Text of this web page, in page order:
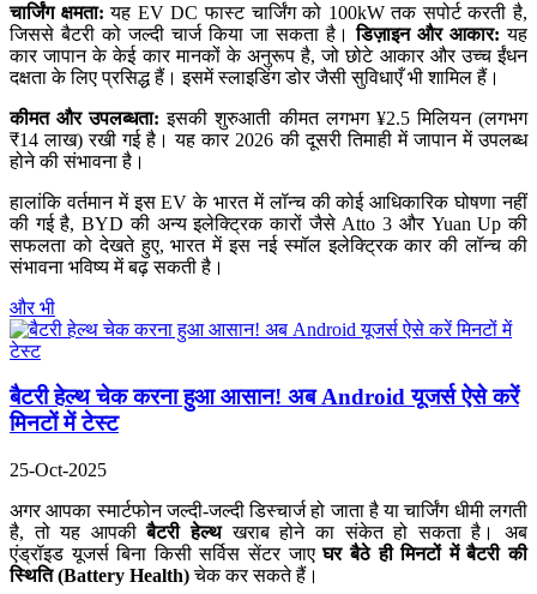
चार्जिंग क्षमता: यह EV DC फास्ट चार्जिंग को 100kW तक सपोर्ट करती है,
जिससे बैटरी को जल्दी चार्ज किया जा सकता है।डिज़ाइन और आकार: यह
कार जापान के केई कार मानकों के अनुरूप है, जो छोटे आकार और उच्च ईंधन
दक्षता के लिए प्रसिद्ध हैं। इसमें स्लाइडिंग डोर जैसी सुविधाएँ भी शामिल हैं।
कीमत और उपलब्धता: इसकी शुरुआती कीमत लगभग ¥2.5 मिलियन (लगभग
₹14 लाख) रखी गई है। यह कार 2026 की दूसरी तिमाही में जापान में उपलब्ध
होने की संभावना है।
हालांकि वर्तमान में इस EV के भारत में लॉन्च की कोई आधिकारिक घोषणा नहीं
की गई है, BYD की अन्य इलेक्ट्रिक कारों जैसे Atto 3 और Yuan Up की
सफलता को देखते हुए, भारत में इस नई स्मॉल इलेक्ट्रिक कार की लॉन्च की
संभावना भविष्य में बढ़ सकती है।
और भी
बैटरी हेल्थ चेक करना हुआ आसान! अब Android यूजर्स ऐसे करें
मिनटों में टेस्ट
25-Oct-2025
अगर आपका स्मार्टफोन जल्दी-जल्दी डिस्चार्ज हो जाता है या चार्जिंग धीमी लगती
है, तो यह आपकीबैटरी हेल्थखराब होने का संकेत हो सकता है। अब
एंड्रॉइड यूजर्स बिना किसी सर्विस सेंटर जाएघर बैठे ही मिनटों में बैटरी की
स्थिति (Battery Health)चेक कर सकते हैं।